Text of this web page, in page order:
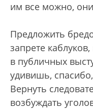
им все можно, они
Предложить
запрете
в публичных
удивишь,
Вернуть
возбуждать